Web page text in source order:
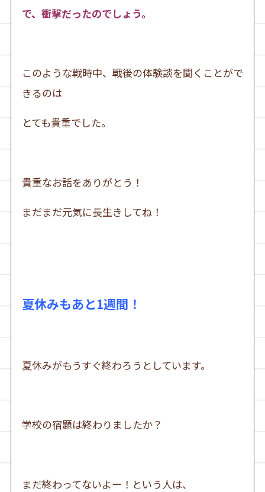
で、衝撃だったのでしょう。
このような戦時中、戦後の体験談を聞くことがで
きるのは
とても貴重でした。
貴重なお話をありがとう！
まだまだ元気に長生きしてね！
夏休みもあと1週間！
夏休みがもうすぐ終わろうとしています。
学校の宿題は終わりましたか？
まだ終わってないよー！という人は、